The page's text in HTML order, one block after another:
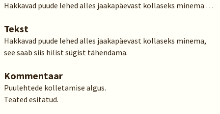
Hakkavad puude lehed alles jaakapäevast kollaseks minema …
Tekst
Hakkavad puude lehed alles jaakapäevast kollaseks minema,
see saab siis hilist sügist tähendama.
Kommentaar
Puulehtede kolletamise algus.
Teated esitatud.